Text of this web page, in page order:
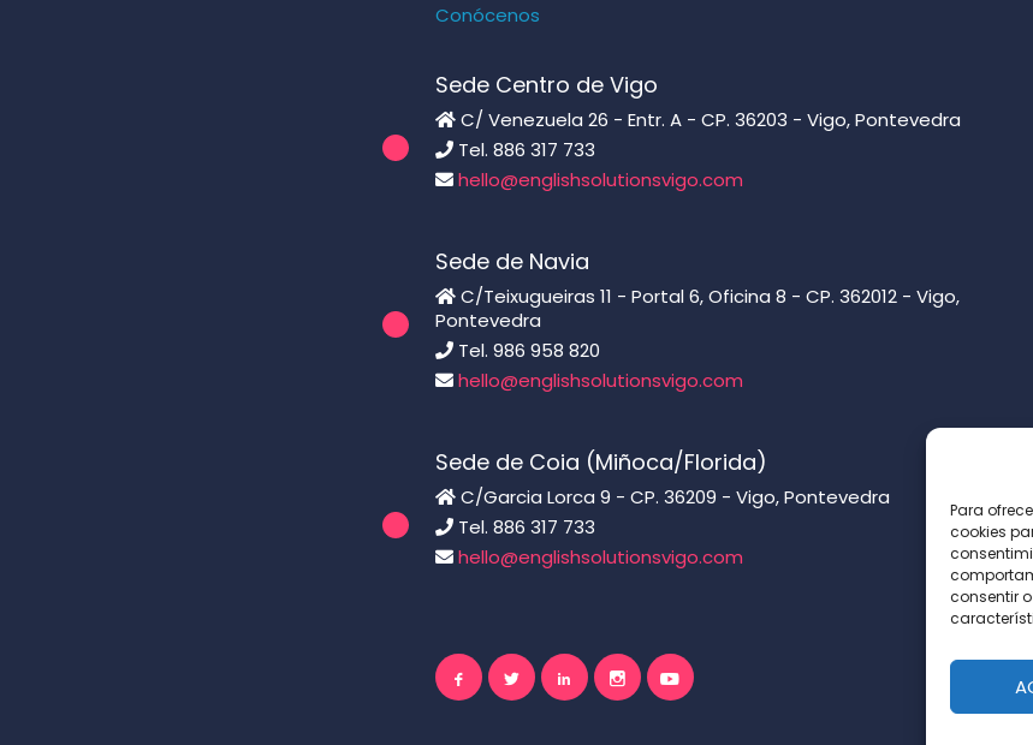
Para
cookies
consentir
Conócenos
Sede Centro de Vigo
C/ Venezuela 26 - Entr. A - CP. 36203 - Vigo, Pontevedra
Tel. 886 317 733
hello@englishsolutionsvigo.com
Sede de Navia
C/Teixugueiras 11 - Portal 6, Oficina 8 - CP. 362012 - Vigo,
Pontevedra
Tel. 986 958 820
hello@englishsolutionsvigo.com
Sede de Coia (Miñoca/Florida)
C/Garcia Lorca 9 - CP. 36209 - Vigo, Pontevedra
Tel. 886 317 733
hello@englishsolutionsvigo.com